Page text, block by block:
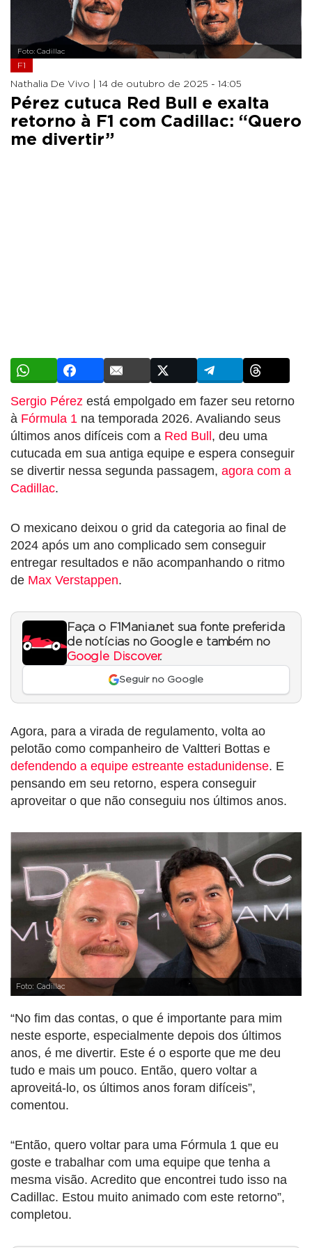
Foto: Cadillac
F1
Nathalia De Vivo | 14 de outubro de 2025 - 14:05
Pérez cutuca Red Bull e exalta
retorno à F1 com Cadillac: “Quero
me divertir”
Sergio Pérez está empolgado em fazer seu retorno
à Fórmula 1 na temporada 2026. Avaliando seus
últimos anos difíceis com a Red Bull, deu uma
cutucada em sua antiga equipe e espera conseguir
se divertir nessa segunda passagem, agora com a
Cadillac.
O mexicano deixou o grid da categoria ao final de
2024 após um ano complicado sem conseguir
entregar resultados e não acompanhando o ritmo
de Max Verstappen.
Faça o F1Mania.net sua fonte preferida
de notícias no Google e também no
Google Discover.
Seguir no Google
Agora, para a virada de regulamento, volta ao
pelotão como companheiro de Valtteri Bottas e
defendendo a equipe estreante estadunidense. E
pensando em seu retorno, espera conseguir
aproveitar o que não conseguiu nos últimos anos.
Foto: Cadillac
“No fim das contas, o que é importante para mim
neste esporte, especialmente depois dos últimos
anos, é me divertir. Este é o esporte que me deu
tudo e mais um pouco. Então, quero voltar a
aproveitá-lo, os últimos anos foram difíceis”,
comentou.
“Então, quero voltar para uma Fórmula 1 que eu
goste e trabalhar com uma equipe que tenha a
mesma visão. Acredito que encontrei tudo isso na
Cadillac. Estou muito animado com este retorno”,
completou.